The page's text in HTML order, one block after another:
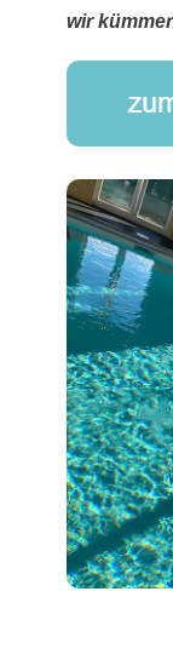
wir